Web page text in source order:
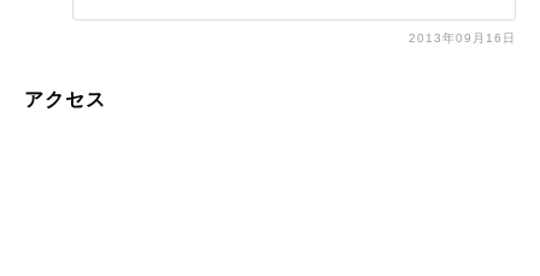
2013年09月16日
アクセス